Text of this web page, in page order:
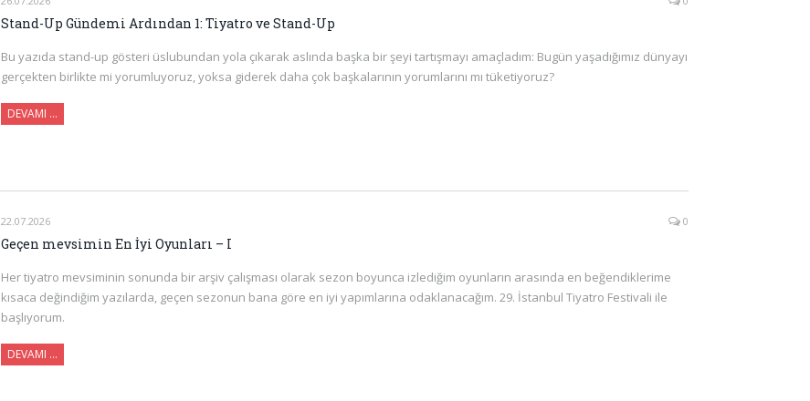
Stand-Up Gündemi Ardından 1: Tiyatro ve Stand-Up
Bu yazıda stand-up gösteri üslubundan yola çıkarak aslında başka bir şeyi tartışmayı amaçladım: Bugün yaşadığımız dünyayı
gerçekten birlikte mi yorumluyoruz, yoksa giderek daha çok başkalarının yorumlarını mı tüketiyoruz?
DEVAMI ...
22.07.2026 0
Geçen mevsimin En İyi Oyunları – I
Her tiyatro mevsiminin sonunda bir arşiv çalışması olarak sezon boyunca izlediğim oyunların arasında en beğendiklerime
kısaca değindiğim yazılarda, geçen sezonun bana göre en iyi yapımlarına odaklanacağım. 29. İstanbul Tiyatro Festivali ile
başlıyorum.
DEVAMI ...